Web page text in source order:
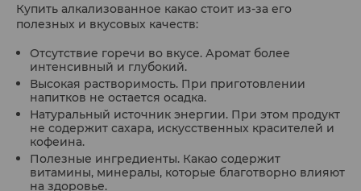
Купить алкализованное какао стоит из-за его
полезных и вкусовых качеств:
Отсутствие горечи во вкусе. Аромат более
интенсивный и глубокий.
Высокая растворимость. При приготовлении
напитков не остается осадка.
Натуральный источник энергии. При этом продукт
не содержит сахара, искусственных красителей и
кофеина.
Полезные ингредиенты. Какао содержит
витамины, минералы, которые благотворно влияют
на здоровье.